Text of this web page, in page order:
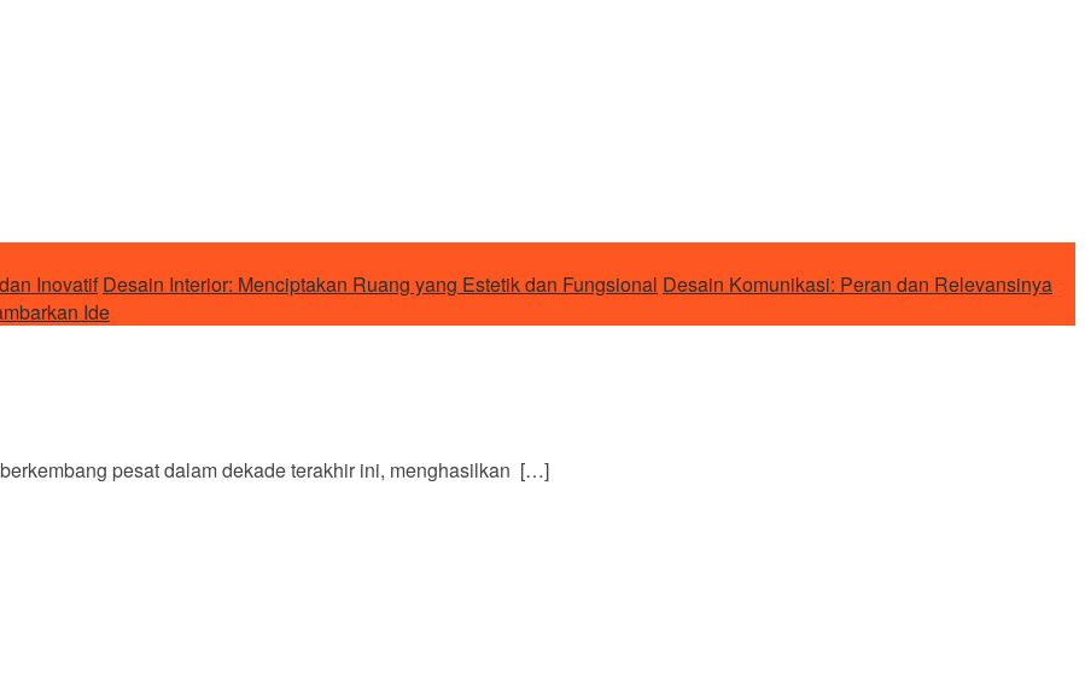
Inovatif Desain Interior: Menciptakan Ruang yang Estetik dan Fungsional Desain Komunikasi: Peran dan Relevansinya
Ide
pesat dalam dekade terakhir ini, menghasilkan […]